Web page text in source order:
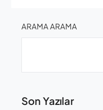
ARAMA ARAMA
Son Yazılar